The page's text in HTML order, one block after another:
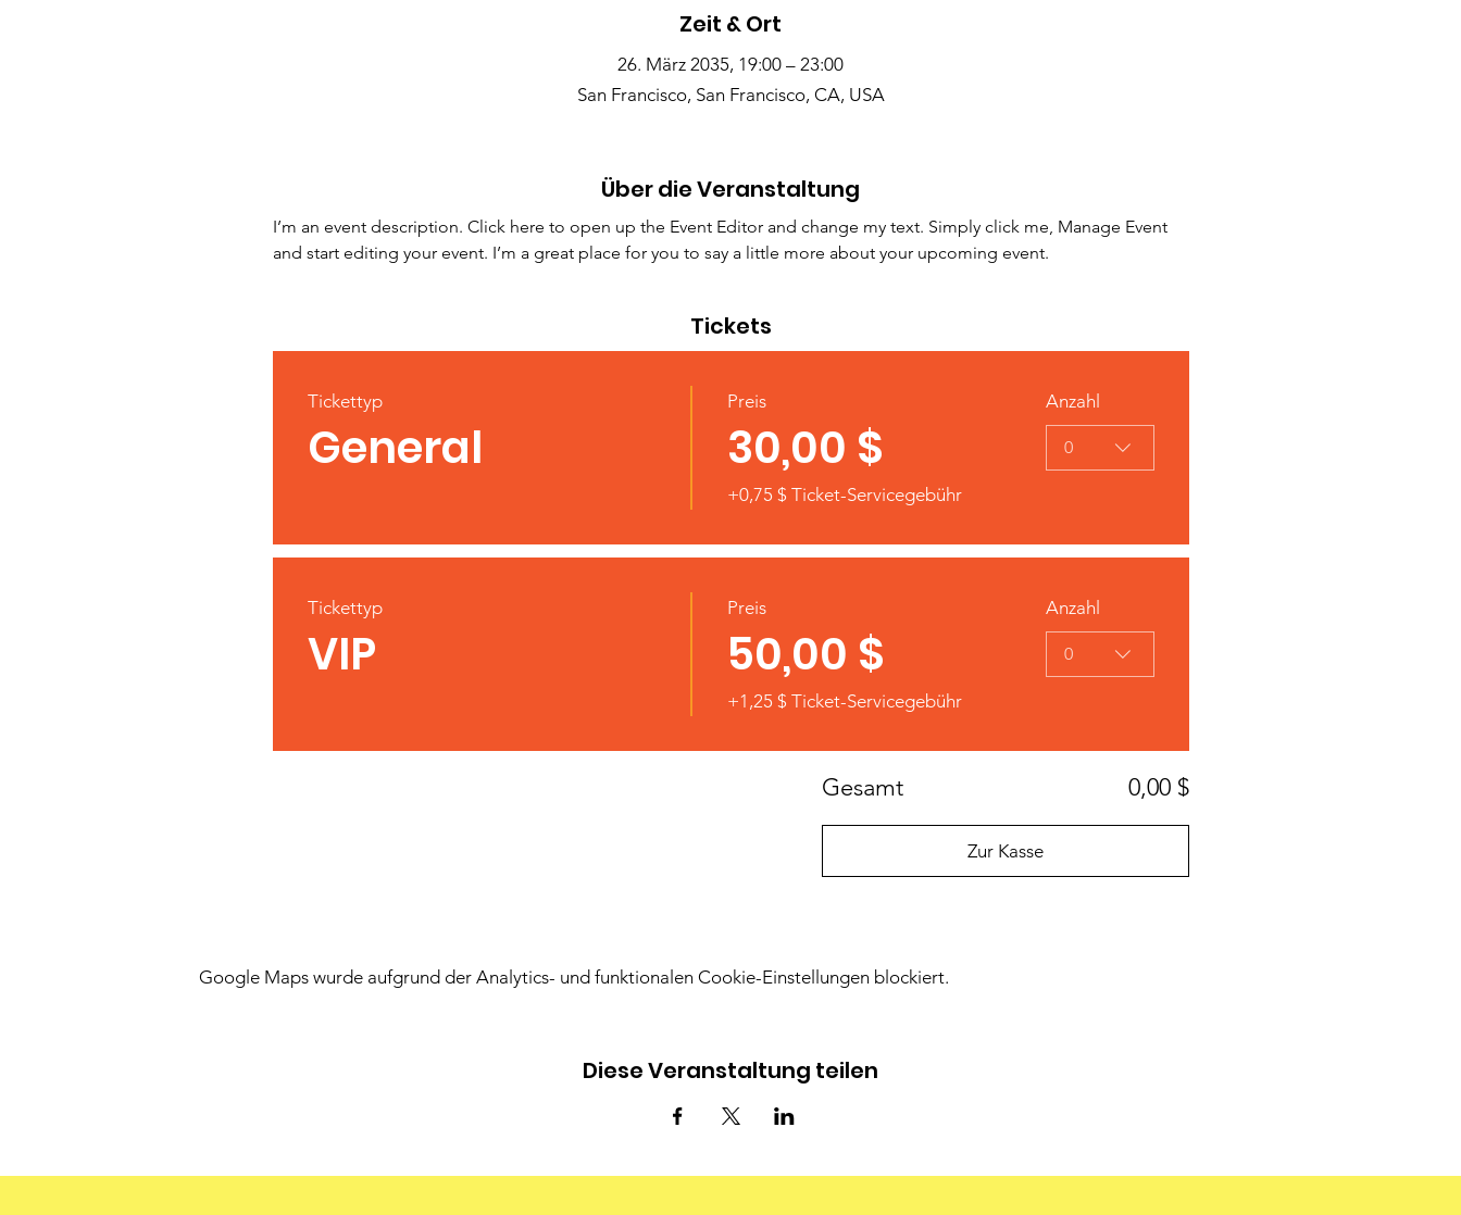
Zeit & Ort
26. März 2035, 19:00 – 23:00
San Francisco, San Francisco, CA, USA
Über die Veranstaltung
I’m an event description. Click here to open up the Event Editor and change my text. Simply click me, Manage Event
and start editing your event. I’m a great place for you to say a little more about your upcoming event.
Tickets
Tickettyp
General
Preis
30,00 $
+0,75 $ Ticket-Servicegebühr
Anzahl
0
Tickettyp
VIP
Preis
50,00 $
+1,25 $ Ticket-Servicegebühr
Anzahl
0
Gesamt 0,00 $
Zur Kasse
Google Maps wurde aufgrund der Analytics- und funktionalen Cookie-Einstellungen blockiert.
Diese Veranstaltung teilen